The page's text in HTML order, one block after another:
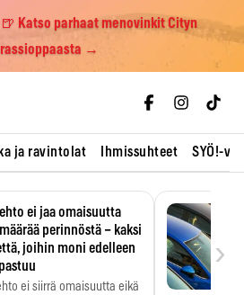
Katso parhaat menovinkit Cityn
→
ja ravintolat Ihmissuhteet SYÖ!-
ei jaa omaisuutta
perinnöstä – kaksi
joihin moni edelleen
ei siirrä omaisuutta eikä
›